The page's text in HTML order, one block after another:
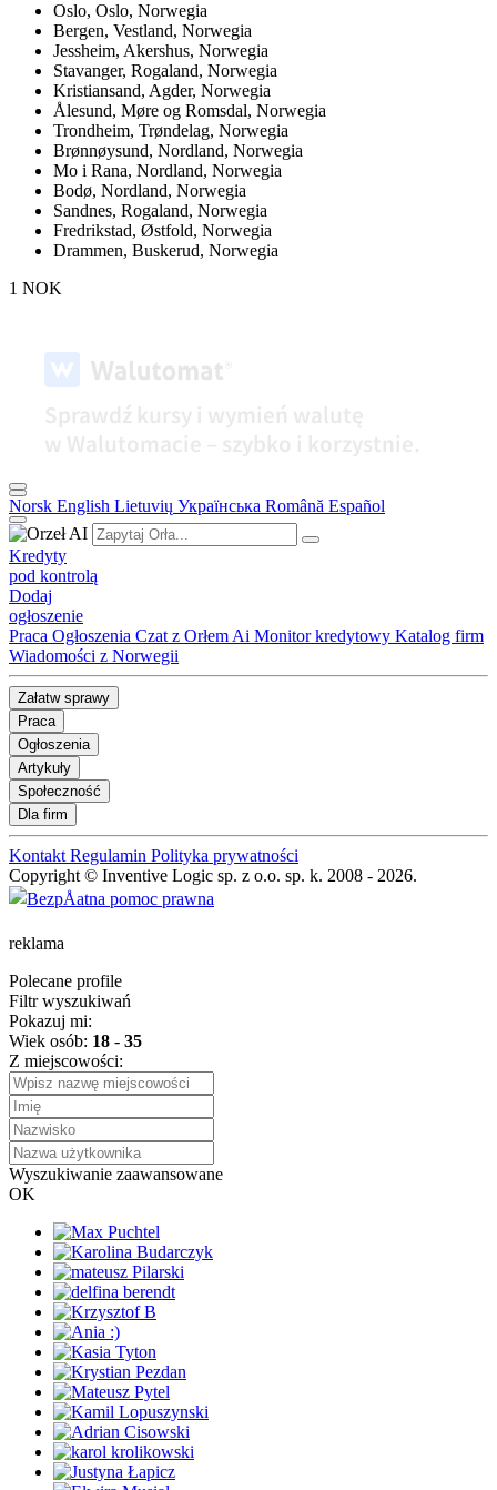
Oslo, Oslo, Norwegia
Bergen, Vestland, Norwegia
Jessheim, Akershus, Norwegia
Stavanger, Rogaland, Norwegia
Kristiansand, Agder, Norwegia
Ålesund, Møre og Romsdal, Norwegia
Trondheim, Trøndelag, Norwegia
Brønnøysund, Nordland, Norwegia
Mo i Rana, Nordland, Norwegia
Bodø, Nordland, Norwegia
Sandnes, Rogaland, Norwegia
Fredrikstad, Østfold, Norwegia
Drammen, Buskerud, Norwegia
1 NOK
Norsk English Lietuvių Українська Română Español
Kredyty
pod kontrolą
Dodaj
ogłoszenie
Praca Ogłoszenia Czat z Orłem Ai Monitor kredytowy Katalog firm
Wiadomości z Norwegii
Załatw sprawy
Praca
Ogłoszenia
Artykuły
Społeczność
Dla firm
Kontakt Regulamin Polityka prywatności
Copyright © Inventive Logic sp. z o.o. sp. k. 2008 - 2026.
reklama
Polecane profile
Filtr wyszukiwań
Pokazuj mi:
Wiek osób: 18 - 35
Z miejscowości:
Wyszukiwanie zaawansowane
OK